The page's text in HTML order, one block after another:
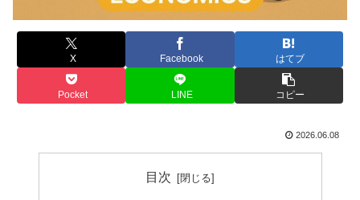
X Facebook はてブ
Pocket LINE コピー
2026.06.08
目次